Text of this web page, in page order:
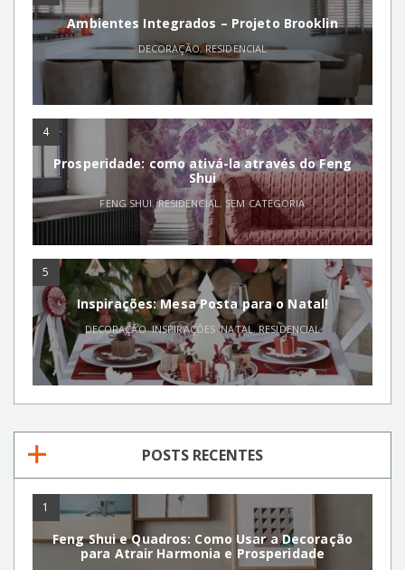
Ambientes Integrados – Projeto Brooklin
DECORAÇÃO,RESIDENCIAL
4
Prosperidade: como ativá-la através do Feng
Shui
FENG SHUI,RESIDENCIAL,SEM CATEGORIA
5
Inspirações: Mesa Posta para o Natal!
DECORAÇÃO,INSPIRAÇÕES ,NATAL,RESIDENCIAL
POSTS RECENTES
1
Feng Shui e Quadros: Como Usar a Decoração
para Atrair Harmonia e Prosperidade